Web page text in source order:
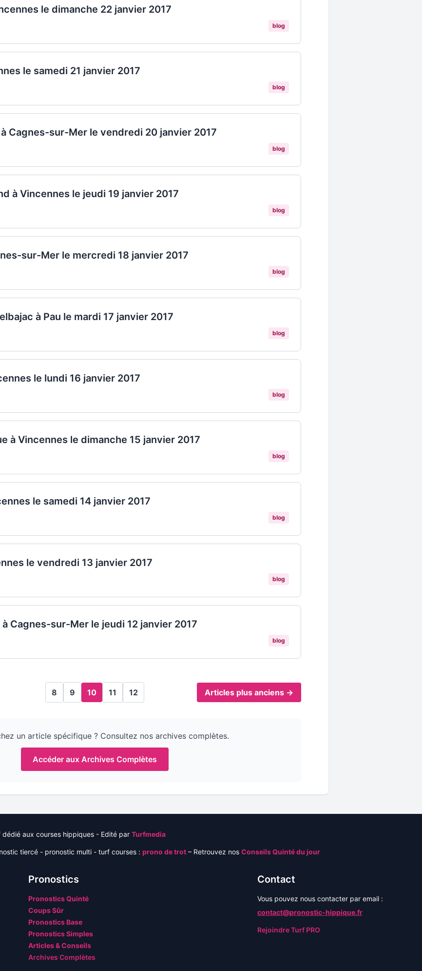
le dimanche 22 janvier 2017
blog
le samedi 21 janvier 2017
blog
Cagnes-sur-Mer le vendredi 20 janvier 2017
blog
à Vincennes le jeudi 19 janvier 2017
blog
sur-Mer le mercredi 18 janvier 2017
blog
à Pau le mardi 17 janvier 2017
blog
le lundi 16 janvier 2017
blog
à Vincennes le dimanche 15 janvier 2017
blog
le samedi 14 janvier 2017
blog
le vendredi 13 janvier 2017
blog
Cagnes-sur-Mer le jeudi 12 janvier 2017
blog
8 9 10 11 12 Articles plus anciens →
un article spécifique ? Consultez nos archives complètes.
Accéder aux Archives Complètes
dédié aux courses hippiques - Edité par Turfmedia
tiercé - pronostic multi - turf courses : prono de trot – Retrouvez nos Conseils Quinté du jour
Pronostics
Pronostics Quinté
Coups Sûr
Pronostics Base
Pronostics Simples
Articles & Conseils
Archives Complètes
Contact
Vous pouvez nous contacter par email :
contact@pronostic-hippique.fr
Rejoindre Turf PRO